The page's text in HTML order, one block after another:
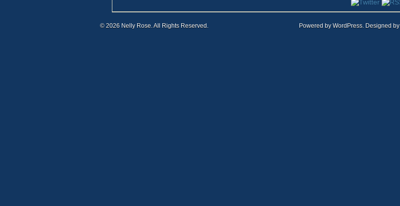
© 2026 Nelly Rose. All Rights Reserved. Powered by WordPress. Designed by